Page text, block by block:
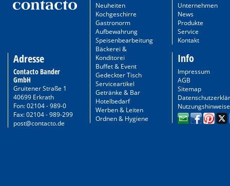
Adresse
Contacto Bander
GmbH
Gruitener Straße 1
40699 Erkrath
Fon: 02104 - 989-0
Fax: 02104 - 989-299
post@contacto.de
Neuheiten
Kochgeschirre
Gastronorm
Aufbewahrung
Speisenbearbeitung
Bäckerei &
Konditorei
Buffet & Event
Gedeckter Tisch
Serviceartikel
Getränke & Bar
Hotelbedarf
Werben & Leiten
Ordnen & Hygiene
Unternehmen
News
Produkte
Service
Kontakt
Info
Impressum
AGB
Sitemap
Nutzungshinweise